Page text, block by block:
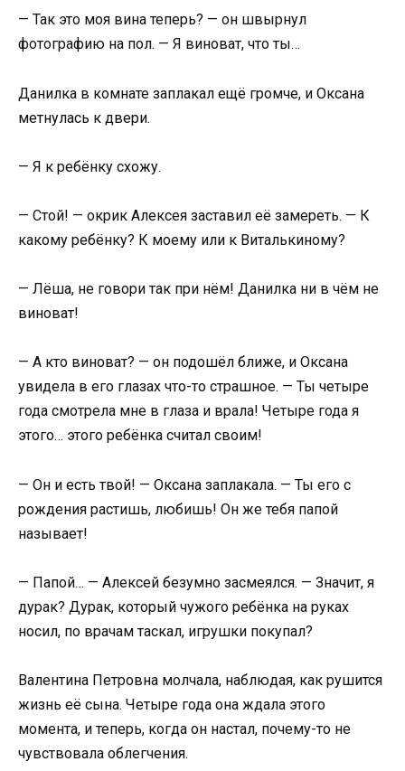
— Так это моя вина теперь? — он швырнул
фотографию на пол. — Я виноват, что ты…
Данилка в комнате заплакал ещё громче, и Оксана
метнулась к двери.
— Я к ребёнку схожу.
— Стой! — окрик Алексея заставил её замереть. — К
какому ребёнку? К моему или к Виталькиному?
— Лёша, не говори так при нём! Данилка ни в чём не
виноват!
— А кто виноват? — он подошёл ближе, и Оксана
увидела в его глазах что-то страшное. — Ты четыре
года смотрела мне в глаза и врала! Четыре года я
этого… этого ребёнка считал своим!
— Он и есть твой! — Оксана заплакала. — Ты его с
рождения растишь, любишь! Он же тебя папой
называет!
— Папой… — Алексей безумно засмеялся. — Значит, я
дурак? Дурак, который чужого ребёнка на руках
носил, по врачам таскал, игрушки покупал?
Валентина Петровна молчала, наблюдая, как рушится
жизнь её сына. Четыре года она ждала этого
момента, и теперь, когда он настал, почему-то не
чувствовала облегчения.